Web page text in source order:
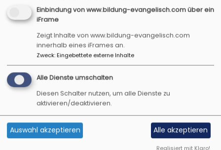
In vielen unserer Kirchen werden zudem
Kirchenführungen angeboten.
Regelmäßige Kirchenführungen finden in der St.
Jakobs-Kirche in Rothenburg statt.
Dort gib es ein Team an ausgebildeten
Kirchenführer*innen.
Einbindung von www.bildung-evangelisch.com über ein
iFrame
Zeigt Inhalte von www.bildung-evangelisch.com
innerhalb eines iFrames an.
Zweck:Eingebettete externe Inhalte
Alle Dienste umschalten
Diesen Schalter nutzen, um alle Dienste zu
aktivieren/deaktivieren.
Auswahl akzeptieren Alle akzeptieren
Realisiert mit Klaro!